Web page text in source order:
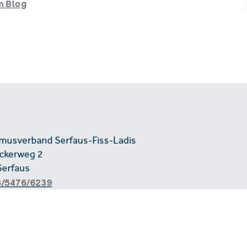
Blog
Serfaus-Fiss-Ladis
2
5476/6239